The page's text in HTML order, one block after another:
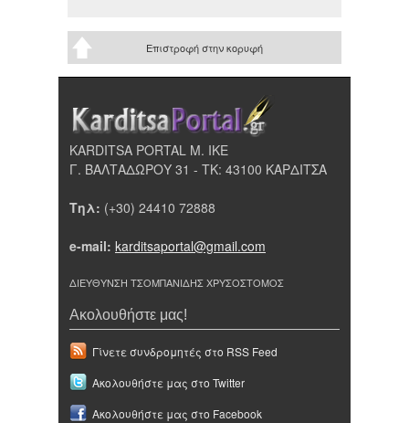
Επιστροφή στην κορυφή
KARDITSA PORTAL Μ. ΙΚΕ
Γ. ΒΑΛΤΑΔΩΡΟΥ 31 - ΤΚ: 43100 ΚΑΡΔΙΤΣΑ
Τηλ: (+30) 24410 72888
e-mail: karditsaportal@gmail.com
ΔΙΕΥΘΥΝΣΗ ΤΣΟΜΠΑΝΙΔΗΣ ΧΡΥΣΟΣΤΟΜΟΣ
Ακολουθήστε μας!
Γίνετε συνδρομητές στο RSS Feed
Ακολουθήστε μας στο Twitter
Ακολουθήστε μας στο Facebook